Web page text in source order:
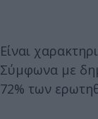
Είναι
Σύμφωνα με
72% των